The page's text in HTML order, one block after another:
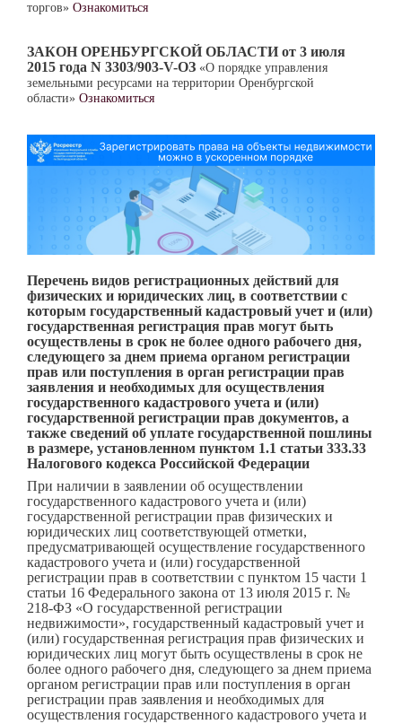
торгов» Ознакомиться
ЗАКОН ОРЕНБУРГСКОЙ ОБЛАСТИ от 3 июля
2015 года N 3303/903-V-ОЗ «О порядке управления
земельными ресурсами на территории Оренбургской
области» Ознакомиться
Перечень видов регистрационных действий для
физических и юридических лиц, в соответствии с
которым государственный кадастровый учет и (или)
государственная регистрация прав могут быть
осуществлены в срок не более одного рабочего дня,
следующего за днем приема органом регистрации
прав или поступления в орган регистрации прав
заявления и необходимых для осуществления
государственного кадастрового учета и (или)
государственной регистрации прав документов, а
также сведений об уплате государственной пошлины
в размере, установленном пунктом 1.1 статьи 333.33
Налогового кодекса Российской Федерации
При наличии в заявлении об осуществлении
государственного кадастрового учета и (или)
государственной регистрации прав физических и
юридических лиц соответствующей отметки,
предусматривающей осуществление государственного
кадастрового учета и (или) государственной
регистрации прав в соответствии с пунктом 15 части 1
статьи 16 Федерального закона от 13 июля 2015 г. №
218-ФЗ «О государственной регистрации
недвижимости», государственный кадастровый учет и
(или) государственная регистрация прав физических и
юридических лиц могут быть осуществлены в срок не
более одного рабочего дня, следующего за днем приема
органом регистрации прав или поступления в орган
регистрации прав заявления и необходимых для
осуществления государственного кадастрового учета и